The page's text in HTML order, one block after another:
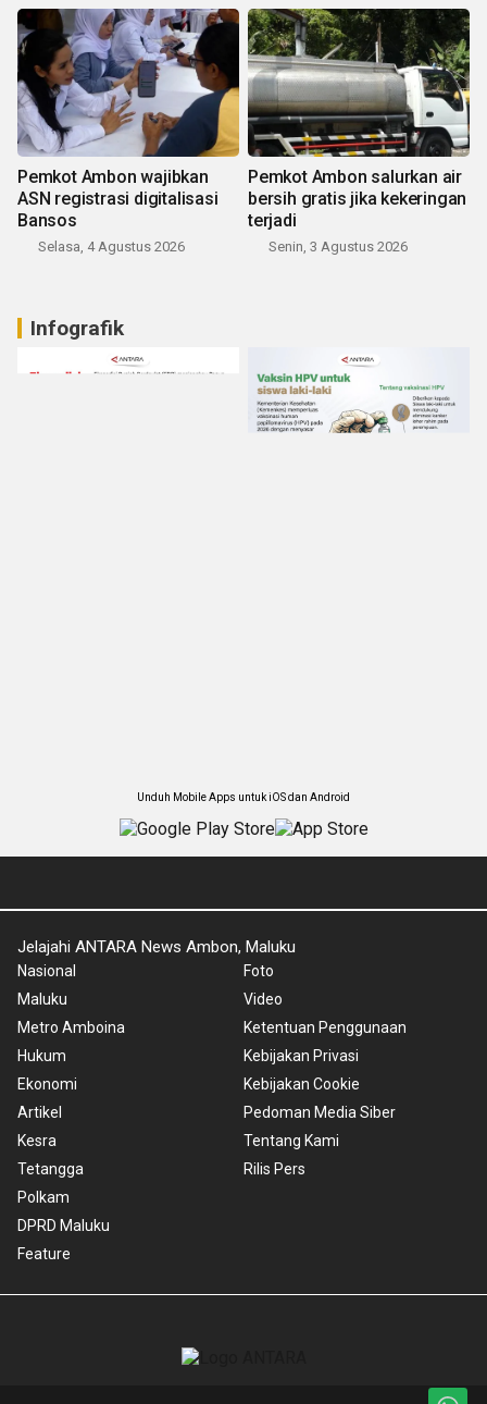
Pemkot Ambon wajibkan
ASN registrasi digitalisasi
Bansos
Selasa, 4 Agustus 2026
Pemkot Ambon salurkan air
bersih gratis jika kekeringan
terjadi
Senin, 3 Agustus 2026
Infografik
Unduh Mobile Apps untuk iOS dan Android
Jelajahi ANTARA News Ambon, Maluku
Nasional
Maluku
Metro Amboina
Hukum
Ekonomi
Artikel
Kesra
Tetangga
Polkam
DPRD Maluku
Feature
Foto
Video
Ketentuan Penggunaan
Kebijakan Privasi
Kebijakan Cookie
Pedoman Media Siber
Tentang Kami
Rilis Pers